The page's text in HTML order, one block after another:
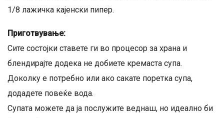
1/8 лажичка кајенски пипер.
Приготвување:
Сите состојки ставете ги во процесор за храна и
блендирајте додека не добиете кремаста супа.
Доколку е потребно или ако сакате поретка супа,
додадете повеќе вода.
Супата можете да ја послужите веднаш, но идеално би